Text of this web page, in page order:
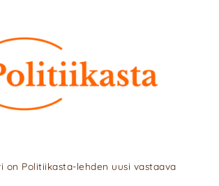
on Politiikasta-lehden uusi vastaava